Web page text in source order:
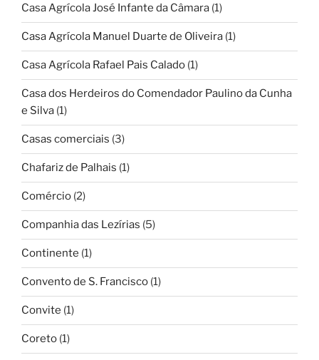
Casa Agrícola José Infante da Câmara (1)
Casa Agrícola Manuel Duarte de Oliveira (1)
Casa Agrícola Rafael Pais Calado (1)
Casa dos Herdeiros do Comendador Paulino da Cunha
e Silva (1)
Casas comerciais (3)
Chafariz de Palhais (1)
Comércio (2)
Companhia das Lezírias (5)
Continente (1)
Convento de S. Francisco (1)
Convite (1)
Coreto (1)